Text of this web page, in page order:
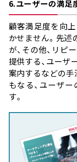
6.ユーザーの満足
顧客満足度を向
かせません。先述
が、その他、リピ
提供する、ユーザ
案内するなどの手
もなる、ユーザ
す。